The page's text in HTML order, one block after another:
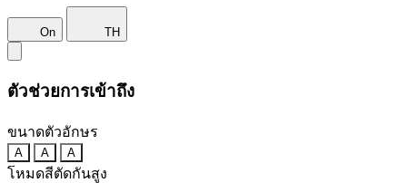
On TH
ตัวช่วยการเข้าถึง
ขนาดตัวอักษร
A A A
โหมดสีตัดกันสูง